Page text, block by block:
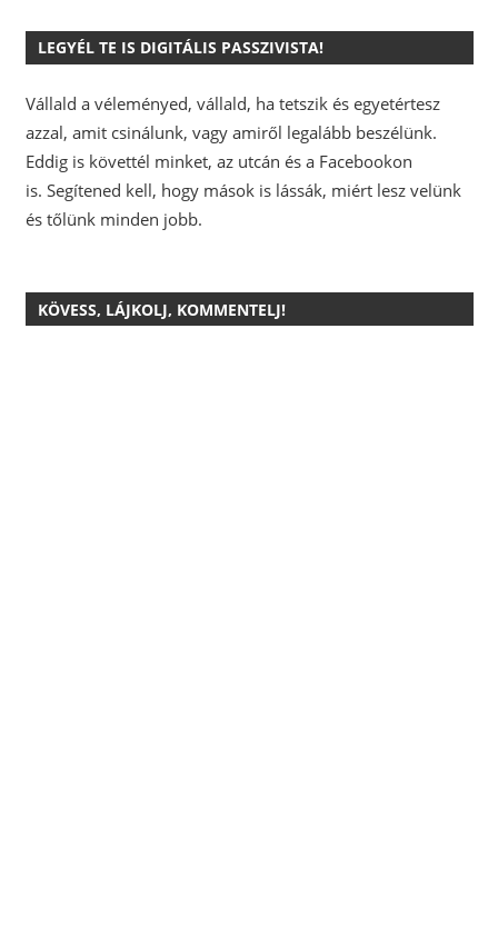
LEGYÉL TE IS DIGITÁLIS PASSZIVISTA!
Vállald a véleményed, vállald, ha tetszik és egyetértesz
azzal, amit csinálunk, vagy amiről legalább beszélünk.
Eddig is követtél minket, az utcán és a Facebookon
is. Segítened kell, hogy mások is lássák, miért lesz velünk
és tőlünk minden jobb.
KÖVESS, LÁJKOLJ, KOMMENTELJ!